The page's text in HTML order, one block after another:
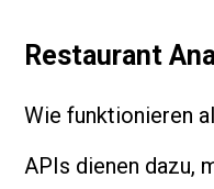
Restaurant
Wie funktionieren
APIs dienen dazu,